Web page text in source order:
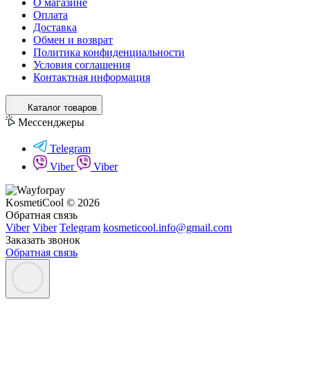
Оплата
Доставка
Обмен и возврат
Политика конфиденциальности
Условия соглашения
Контактная информация
Каталог товаров
Мессенджеры
Telegram
Viber
Viber
KosmetiCool © 2026
Обратная связь
Viber Viber Telegram kosmeticool.info@gmail.com
Заказать звонок
Обратная связь